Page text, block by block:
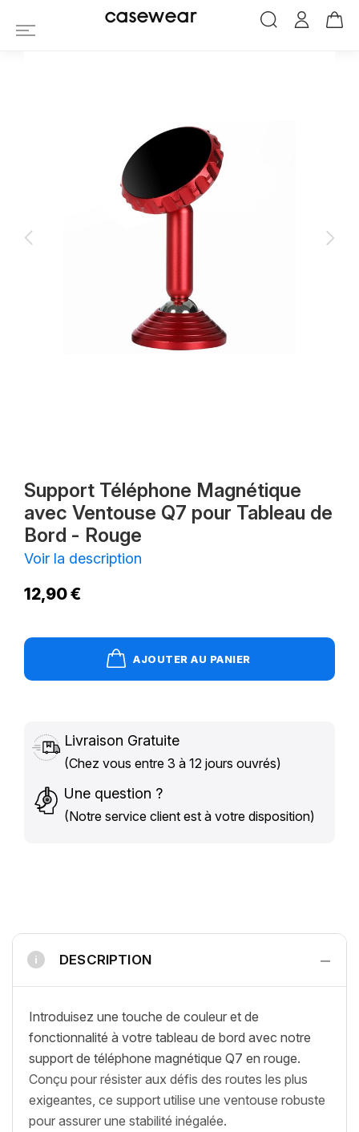
Support Téléphone Magnétique avec
casewear
Support Téléphone Magnétique
avec Ventouse Q7 pour Tableau de
Bord - Rouge
Voir la description
12,90 €
AJOUTER AU PANIER
Livraison Gratuite
(Chez vous entre 3 à 12 jours ouvrés)
Une question ?
(Notre service client est à votre disposition)
i DESCRIPTION −
Introduisez une touche de couleur et de
fonctionnalité à votre tableau de bord avec notre
support de téléphone magnétique Q7 en rouge.
Conçu pour résister aux défis des routes les plus
exigeantes, ce support utilise une ventouse robuste
pour assurer une stabilité inégalée.